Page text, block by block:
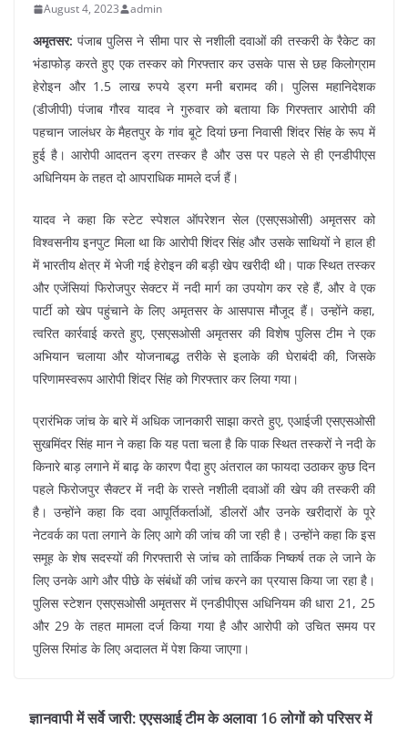
August 4, 2023 admin
अमृतसर: पंजाब पुलिस ने सीमा पार से नशीली दवाओं की तस्करी के रैकेट का
भंडाफोड़ करते हुए एक तस्कर को गिरफ्तार कर उसके पास से छह किलोग्राम
हेरोइन और 1.5 लाख रुपये ड्रग मनी बरामद की। पुलिस महानिदेशक
(डीजीपी) पंजाब गौरव यादव ने गुरुवार को बताया कि गिरफ्तार आरोपी की
पहचान जालंधर के मैहतपुर के गांव बूटे दियां छना निवासी शिंदर सिंह के रूप में
हुई है। आरोपी आदतन ड्रग तस्कर है और उस पर पहले से ही एनडीपीएस
अधिनियम के तहत दो आपराधिक मामले दर्ज हैं।
यादव ने कहा कि स्टेट स्पेशल ऑपरेशन सेल (एसएसओसी) अमृतसर को
विश्वसनीय इनपुट मिला था कि आरोपी शिंदर सिंह और उसके साथियों ने हाल ही
में भारतीय क्षेत्र में भेजी गई हेरोइन की बड़ी खेप खरीदी थी। पाक स्थित तस्कर
और एजेंसियां फिरोजपुर सेक्टर में नदी मार्ग का उपयोग कर रहे हैं, और वे एक
पार्टी को खेप पहुंचाने के लिए अमृतसर के आसपास मौजूद हैं। उन्होंने कहा,
त्वरित कार्रवाई करते हुए, एसएसओसी अमृतसर की विशेष पुलिस टीम ने एक
अभियान चलाया और योजनाबद्ध तरीके से इलाके की घेराबंदी की, जिसके
परिणामस्वरूप आरोपी शिंदर सिंह को गिरफ्तार कर लिया गया।
प्रारंभिक जांच के बारे में अधिक जानकारी साझा करते हुए, एआईजी एसएसओसी
सुखमिंदर सिंह मान ने कहा कि यह पता चला है कि पाक स्थित तस्करों ने नदी के
किनारे बाड़ लगाने में बाढ़ के कारण पैदा हुए अंतराल का फायदा उठाकर कुछ दिन
पहले फिरोजपुर सैक्टर में नदी के रास्ते नशीली दवाओं की खेप की तस्करी की
है। उन्होंने कहा कि दवा आपूर्तिकर्ताओं, डीलरों और उनके खरीदारों के पूरे
नेटवर्क का पता लगाने के लिए आगे की जांच की जा रही है। उन्होंने कहा कि इस
समूह के शेष सदस्यों की गिरफ्तारी से जांच को तार्किक निष्कर्ष तक ले जाने के
लिए उनके आगे और पीछे के संबंधों की जांच करने का प्रयास किया जा रहा है।
पुलिस स्टेशन एसएसओसी अमृतसर में एनडीपीएस अधिनियम की धारा 21, 25
और 29 के तहत मामला दर्ज किया गया है और आरोपी को उचित समय पर
पुलिस रिमांड के लिए अदालत में पेश किया जाएगा।
ज्ञानवापी में सर्वे जारी: एएसआई टीम के अलावा 16 लोगों को परिसर में